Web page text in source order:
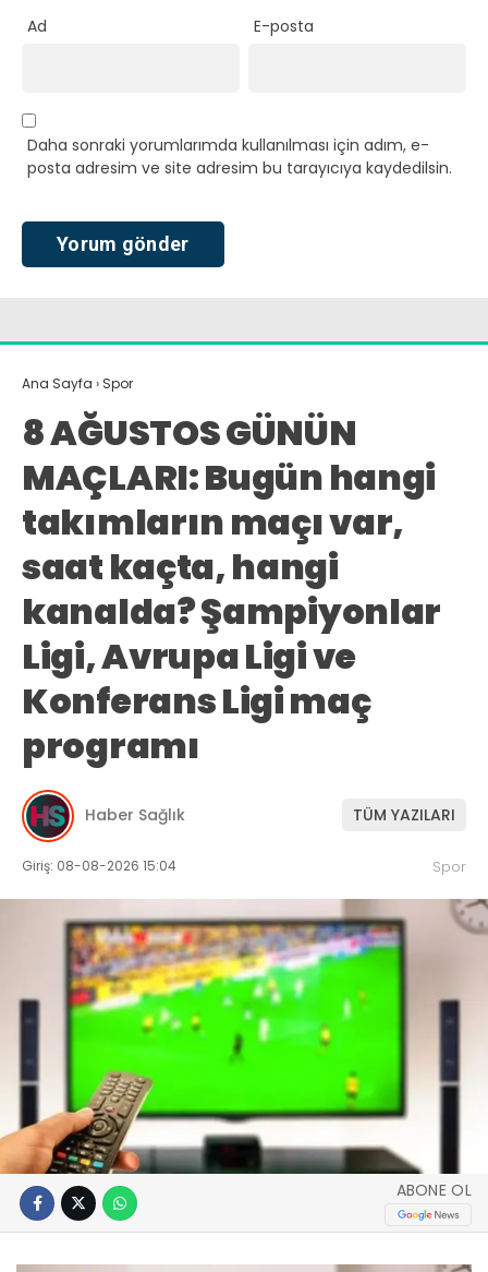
Ad E-posta
Daha sonraki yorumlarımda kullanılması için adım, e-
posta adresim ve site adresim bu tarayıcıya kaydedilsin.
Ana Sayfa › Spor
8 AĞUSTOS GÜNÜN
MAÇLARI: Bugün hangi
takımların maçı var,
saat kaçta, hangi
kanalda? Şampiyonlar
Ligi, Avrupa Ligi ve
Konferans Ligi maç
programı
Haber Sağlık TÜM YAZILARI
Giriş: 08-08-2026 15:04 Spor
ABONE OL